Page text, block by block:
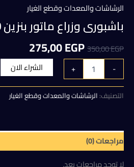
الرشاشات والمعدات وقطع الغيار
باشبورى وزراع ماتور بنزين 20 لتر
350,00EGP
السعر
الأصلي
هو:
350,00 EGP.
275,00EGP
الحالي
هو:
275,00 EGP.
-
كمية
باشبورى
وزراع
ماتور
+ الشراء الان
التصنيف: الرشاشات والمعدات وقطع الغيار
مراجعات (0)
لا توجد مراجعات بعد.